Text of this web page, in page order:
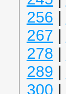
256 |
267 |
278 |
289 |
300 |